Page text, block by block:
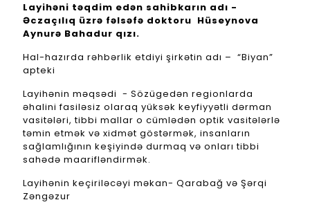
Layihəni təqdim edən sahibkarın adı -
Əczaçılıq üzrə fəlsəfə doktoru Hüseynova
Aynurə Bahadur qızı.
Hal-hazırda rəhbərlik etdiyi şirkətin adı – “Biyan”
apteki
Layihənin məqsədi - Sözügedən regionlarda
əhalini fasiləsiz olaraq yüksək keyfiyyətli dərman
vasitələri, tibbi mallar o cümlədən optik vasitələrlə
təmin etmək və xidmət göstərmək, insanların
sağlamlığının keşiyində durmaq və onları tibbi
sahədə maarifləndirmək.
Layihənin keçiriləcəyi məkan- Qarabağ və Şərqi
Zəngəzur